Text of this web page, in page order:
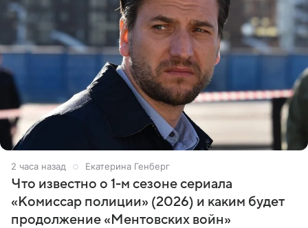
2 часа назад Екатерина Генберг
Что известно о 1-м сезоне сериала
«Комиссар полиции» (2026) и каким будет
продолжение «Ментовских войн»